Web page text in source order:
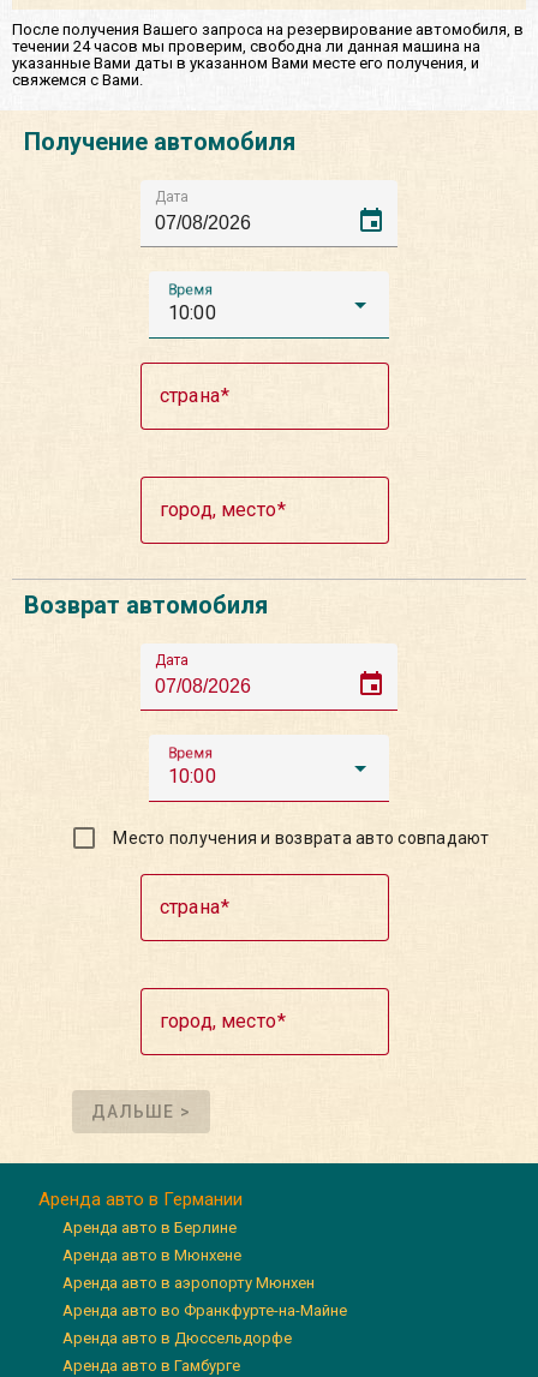
После получения Вашего запроса на резервирование автомобиля, в
течении 24 часов мы проверим, свободна ли данная машина на
указанные Вами даты в указанном Вами месте его получения, и
свяжемся с Вами.
Получение автомобиля
Дата
event
Время
10:00
страна
город, место
Возврат автомобиля
Дата
event
Время
10:00
Место получения и возврата авто совпадают
страна
город, место
ДАЛЬШЕ >
Аренда авто в Германии
Аренда авто в Берлине
Аренда авто в Мюнхене
Аренда авто в аэропорту Мюнхен
Аренда авто во Франкфурте-на-Майне
Аренда авто в Дюссельдорфе
Аренда авто в Гамбурге